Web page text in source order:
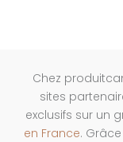
Chez
sites
exclusifs sur un
en France.